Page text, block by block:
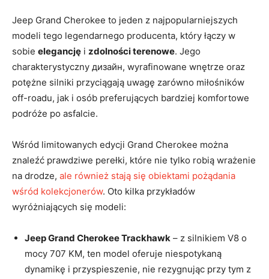
Jeep Grand Cherokee to jeden z najpopularniejszych
modeli tego legendarnego producenta, który łączy w
sobie elegancję i zdolności terenowe. Jego
charakterystyczny дизайн, wyrafinowane wnętrze oraz
potężne silniki przyciągają uwagę zarówno miłośników
off-roadu, jak i osób preferujących bardziej komfortowe
podróże po asfalcie.
Wśród limitowanych edycji Grand Cherokee można
znaleźć prawdziwe perełki, które nie tylko robią wrażenie
na drodze, ale również stają się obiektami pożądania
wśród kolekcjonerów. Oto kilka przykładów
wyróżniających się modeli:
Jeep Grand Cherokee Trackhawk – z silnikiem V8 o
mocy 707 KM, ten model oferuje niespotykaną
dynamikę i przyspieszenie, nie rezygnując przy tym z